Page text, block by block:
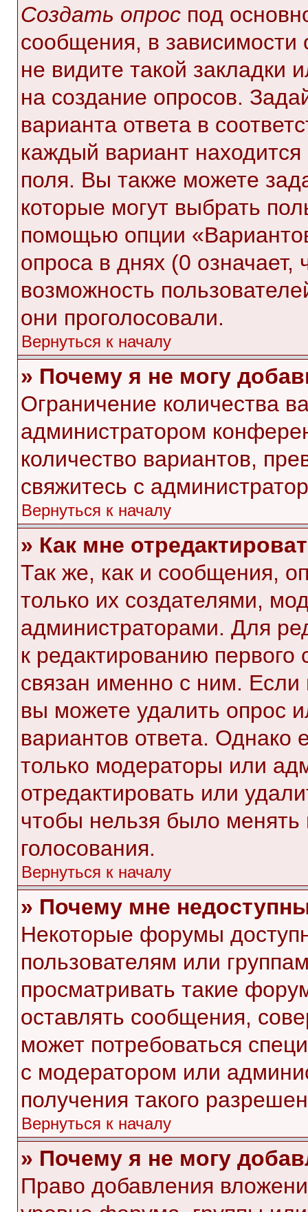
Создать опрос под
сообщения, в зависимости
не видите такой
на создание опросов.
варианта ответа в
каждый вариант находится
поля. Вы также можете
которые могут выбрать
помощью опции
опроса в днях (0
возможность
они проголосовали.
Вернуться к началу
» Почему я не могу
Ограничение количества
администратором
количество вариантов,
свяжитесь с
Вернуться к началу
» Как мне
Так же, как и сообщения,
только их создателями,
администраторами. Для
к редактированию
связан именно с ним. Если
вы можете удалить опрос
вариантов ответа. Однако
только модераторы или
отредактировать или
чтобы нельзя было
голосования.
Вернуться к началу
» Почему мне
Некоторые форумы
пользователям или
просматривать такие
оставлять сообщения,
может потребоваться
с модератором или
получения такого
Вернуться к началу
» Почему я не могу
Право добавления